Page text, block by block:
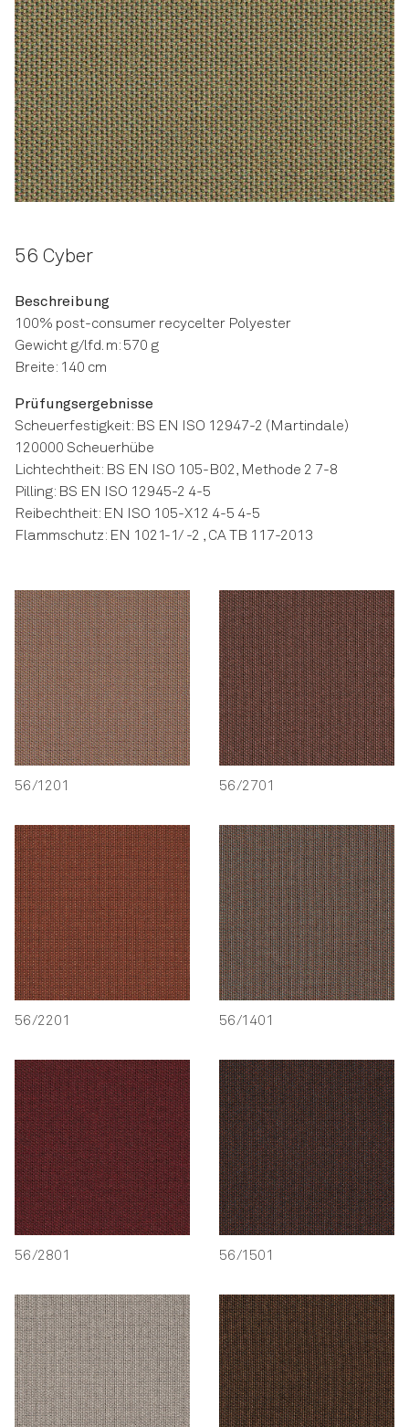
56 Cyber
Beschreibung
100% post-consumer recycelter Polyester
Gewicht g/lfd. m: 570 g
Breite: 140 cm
Prüfungsergebnisse
Scheuerfestigkeit: BS EN ISO 12947-2 (Martindale)
120000 Scheuerhübe
Lichtechtheit: BS EN ISO 105-B02, Methode 2 7-8
Pilling: BS EN ISO 12945-2 4-5
Reibechtheit: EN ISO 105-X12 4-5 4-5
Flammschutz: EN 1021-1/ -2 , CA TB 117-2013
56/1201 56/2701
56/2201 56/1401
56/2801 56/1501